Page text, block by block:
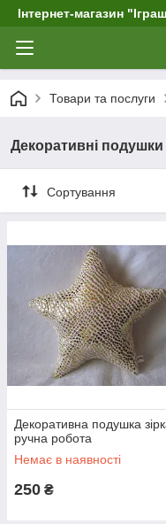
Інтернет-магазин
Товари та послуги
Декоративні подушки
Сортування
Декоративна подушка
ручна робота
Немає в наявності
250 ₴